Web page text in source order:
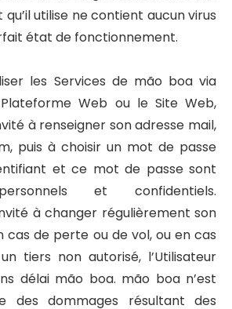
qu’il utilise ne contient aucun virus
état de fonctionnement.
les Services de mão boa via
Web ou le Site Web,
à renseigner son adresse mail,
puis à choisir un mot de passe
et ce mot de passe sont
et confidentiels.
à changer régulièrement son
cas de perte ou de vol, ou en cas
tiers non autorisé, l’Utilisateur
délai mão boa. mão boa n’est
des dommages résultant des